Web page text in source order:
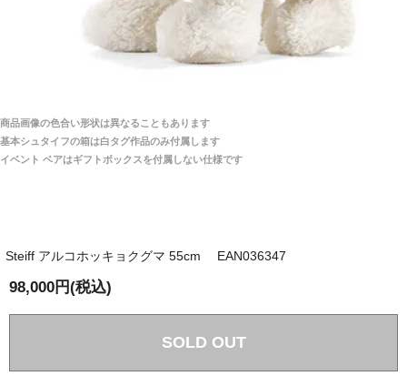
商品は直接海外から届くのですか。受取の際、関税な
どはかかりますか？
関税はすべて当店にて処理しますのでお客様のご負担
は一切ありません。
国内で一度検品をしますので、決済確認後、２～４
週間でのお届けとなります。
（稀に、通関手続き等に時間がかかり、納期が遅れる
「送られる際にメールなどで届けて頂きとても
安心感がありました」
大阪府 Y・W 様 （男性）
「取り扱っているNetショップで一番信用出来
兵庫県 A・K 様 （女性）
「ベアちゃんの紹介分が丁寧に書かれていたこ
と（いつの作品など）」
商品画像の色合い形状は異なることもあります
基本シュタイフの箱は白タグ作品のみ付属します
イベント ベアはギフトボックスを付属しない仕様です
Steiff アルコホッキョクグマ 55cm EAN036347
98,000円(税込)
SOLD OUT